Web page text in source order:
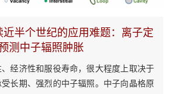
半个世纪的应用难题：离子定
测中子辐照肿胀
经济性和服役寿命，很大程度上取决于
长期、强烈的中子辐照。中子向晶格原